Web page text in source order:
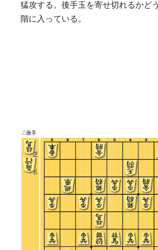
猛攻する。後手玉を寄せ切れるかど
階に入っている。